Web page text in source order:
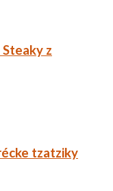
z
tzatziky